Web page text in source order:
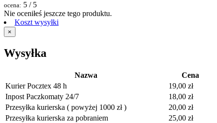
ocena: 5 / 5
Nie oceniłeś jeszcze tego produktu.
Koszt wysyłki
×
Wysyłka
Nazwa
Cena
Kurier Pocztex 48 h
19,00 zł
Inpost Paczkomaty 24/7
18,00 zł
Przesyłka kurierska ( powyżej 1000 zł )
20,00 zł
Przesyłka kurierska za pobraniem
25,00 zł